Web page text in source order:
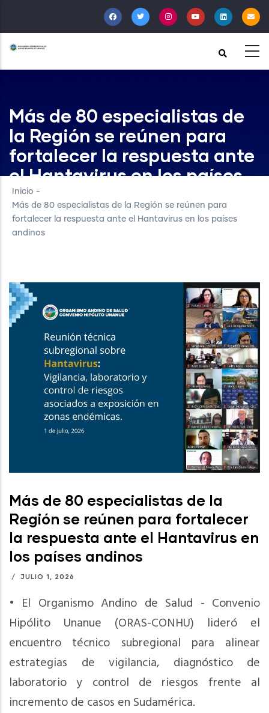
al
contenido
principal
Más de 80 especialistas de
la Región se reúnen para
fortalecer la respuesta ante
el Hantavirus en los países
andinos
Inicio -
Más de 80 especialistas de la Región se reúnen para
fortalecer la respuesta ante el Hantavirus en los países
andinos
Más de 80 especialistas de la
Región se reúnen para fortalecer
la respuesta ante el Hantavirus en
los países andinos
/ JULIO 1, 2026
• El Organismo Andino de Salud - Convenio
Hipólito Unanue (ORAS-CONHU) lideró el
encuentro técnico subregional para alinear
estrategias de vigilancia, diagnóstico de
laboratorio y control de riesgos frente al
incremento de casos en Sudamérica.